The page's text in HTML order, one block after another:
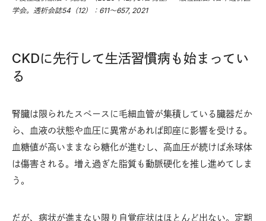
学会。透析会誌54（12）：611～657, 2021
CKDに先行して生活習慣病も始まってい
る
腎臓は限られたスペースに毛細血管が集積している臓器だか
ら、血液の状態や血圧に異常があれば即座に影響を受ける。
血糖値が高いままなら糖化が進むし、高血圧が続けば糸球体
は傷害される。増え過ぎた脂質も動脈硬化を推し進めてしま
う。
だが、病状が進まない限り自覚症状はほとんど出ない。定期